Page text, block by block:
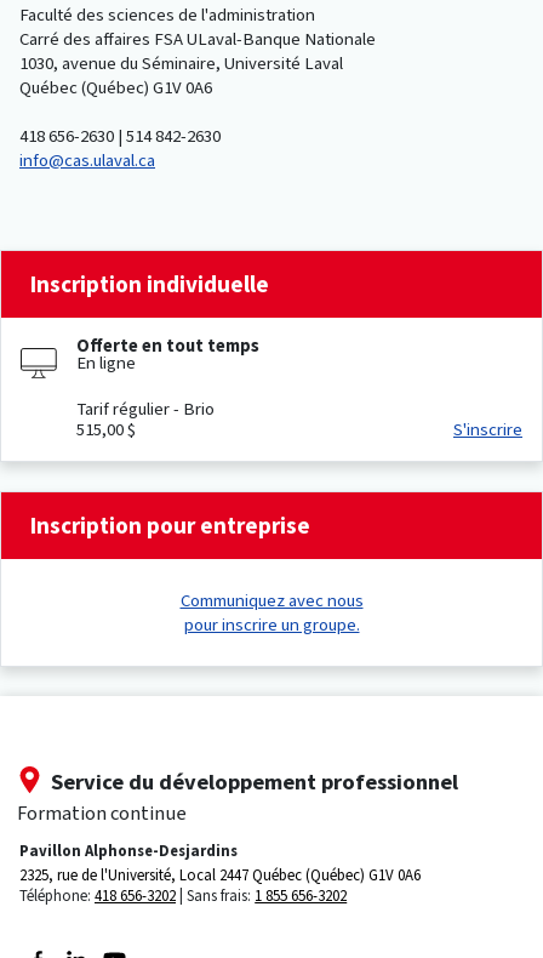
Faculté des sciences de l'administration
Carré des affaires FSA ULaval-Banque Nationale
1030, avenue du Séminaire, Université Laval
Québec (Québec) G1V 0A6
418 656-2630 | 514 842-2630
info@cas.ulaval.ca
Inscription individuelle
Offerte en tout temps
En ligne
Tarif régulier - Brio
515,00 $
S'inscrire
Inscription pour entreprise
Communiquez avec nous
pour inscrire un groupe.
Service du développement professionnel
Formation continue
Pavillon Alphonse-Desjardins
2325, rue de l'Université, Local 2447Québec (Québec) G1V 0A6
Téléphone: 418 656-3202 Sans frais: 1 855 656-3202